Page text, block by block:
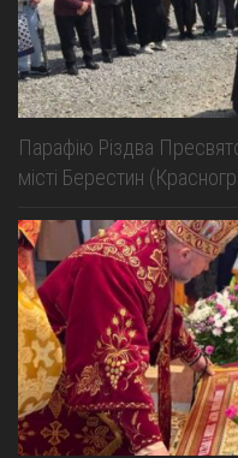
Парафію Різдва
місті Берестин